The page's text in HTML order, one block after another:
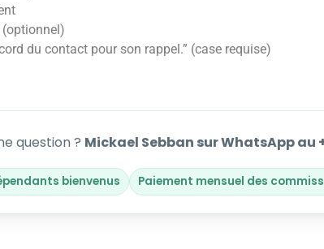
(optionnel)
du contact pour son rappel.” (case requise)
question ? Mickael Sebban sur WhatsApp au
bienvenus Paiement mensuel des